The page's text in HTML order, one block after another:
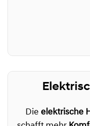
Die elektrische